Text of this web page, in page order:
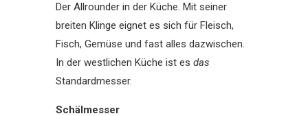
Der Allrounder in der Küche. Mit seiner
breiten Klinge eignet es sich für Fleisch,
Fisch, Gemüse und fast alles dazwischen.
In der westlichen Küche ist es das
Standardmesser.
Schälmesser